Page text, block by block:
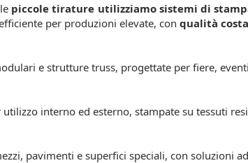
piccole tirature utilizziamo sistemi di
per produzioni elevate, con qualità
e strutture truss, progettate per fiere,
interno ed esterno, stampate su tessuti
pavimenti e superfici speciali, con soluzioni